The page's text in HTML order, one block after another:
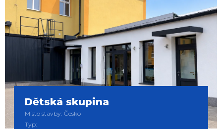
Dětská skupina
Místo stavby: Česko
Typ: